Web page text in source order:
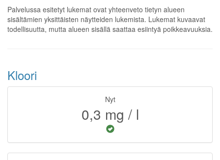
Palvelussa esitetyt lukemat ovat yhteenveto tietyn alueen
sisältämien yksittäisten näytteiden lukemista. Lukemat kuvaavat
todellisuutta, mutta alueen sisällä saattaa esiintyä poikkeavuuksia.
Kloori
Nyt
0,3 mg / l